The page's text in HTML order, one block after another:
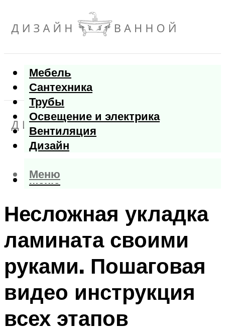
Мебель
Сантехника
Трубы
Освещение и электрика
Вентиляция
Дизайн
Меню
Меню
Несложная укладка
ламината своими
руками. Пошаговая
видео инструкция
всех этапов